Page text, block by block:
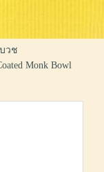
วช
Monk Bowl